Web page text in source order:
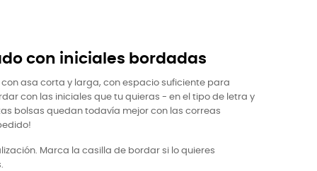
con iniciales bordadas
asa corta y larga, con espacio suficiente para
con las iniciales que tu quieras - en el tipo de letra y
bolsas quedan todavía mejor con las correas
Marca la casilla de bordar si lo quieres